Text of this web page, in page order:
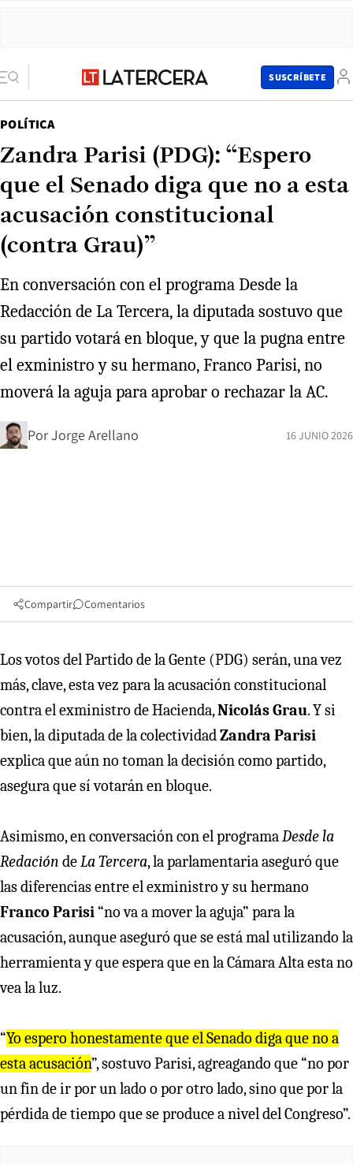
SUSCRÍBETE
POLÍTICA
Zandra Parisi (PDG): “Espero
que el Senado diga que no a esta
acusación constitucional
(contra Grau)”
En conversación con el programa Desde la
Redacción de La Tercera, la diputada sostuvo que
su partido votará en bloque, y que la pugna entre
el exministro y su hermano, Franco Parisi, no
moverá la aguja para aprobar o rechazar la AC.
PorJorge Arellano 16 JUNIO 2026
Compartir Comentarios
Los votos del Partido de la Gente (PDG) serán, una vez
más, clave, esta vez para la acusación constitucional
contra el exministro de Hacienda,Nicolás Grau. Y si
bien, la diputada de la colectividadZandra Parisi
explica que aún no toman la decisión como partido,
asegura que sí votarán en bloque.
Asimismo, en conversación con el programaDesde la
Redación deLa Tercera, la parlamentaria aseguró que
las diferencias entre el exministro y su hermano
Franco Parisi “no va a mover la aguja” para la
acusación, aunque aseguró que se está mal utilizando la
herramienta y que espera que en la Cámara Alta esta no
vea la luz.
“Yo espero honestamente que el Senado diga que no a
esta acusación”, sostuvo Parisi, agreagando que “no por
un fin de ir por un lado o por otro lado, sino que por la
pérdida de tiempo que se produce a nivel del Congreso”.